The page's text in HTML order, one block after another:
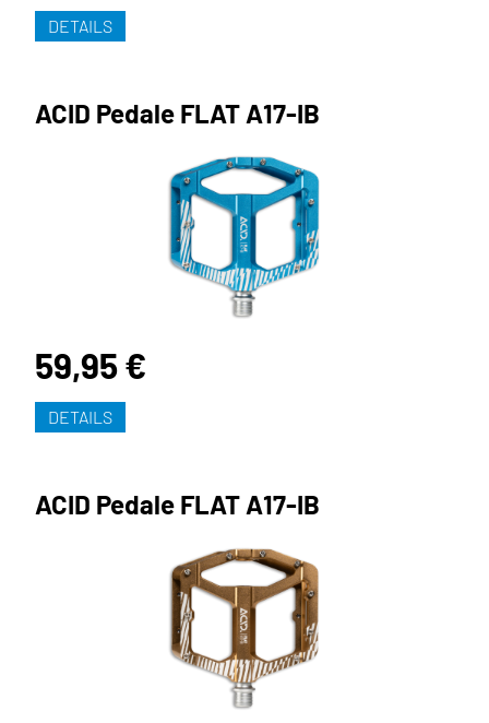
DETAILS
ACID Pedale FLAT A17-IB
59,95 €
DETAILS
ACID Pedale FLAT A17-IB